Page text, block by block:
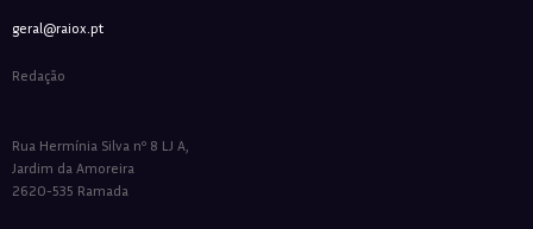
geral@raiox.pt
Redação
Rua Hermínia Silva nº 8 LJ A,
Jardim da Amoreira
2620-535 Ramada